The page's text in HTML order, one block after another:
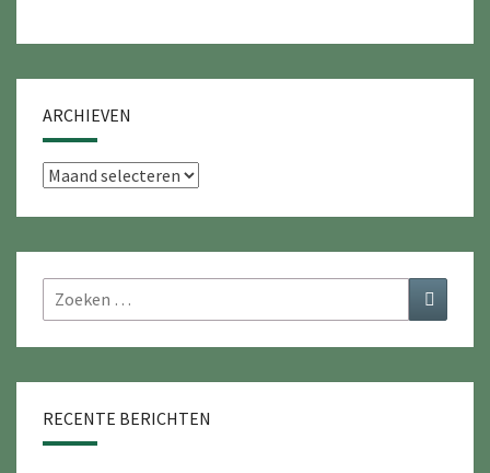
ARCHIEVEN
Archieven
Zoeken
naar:
Zoeken
RECENTE BERICHTEN